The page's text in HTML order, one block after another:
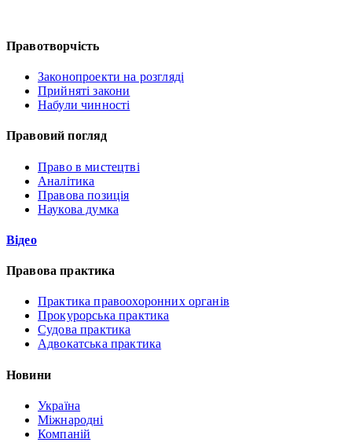
Правотворчість
Законопроекти на розгляді
Прийняті закони
Набули чинності
Правовий погляд
Право в мистецтві
Аналітика
Правова позиція
Наукова думка
Відео
Правова практика
Практика правоохоронних органів
Прокурорська практика
Судова практика
Адвокатська практика
Новини
Україна
Міжнародні
Компаній